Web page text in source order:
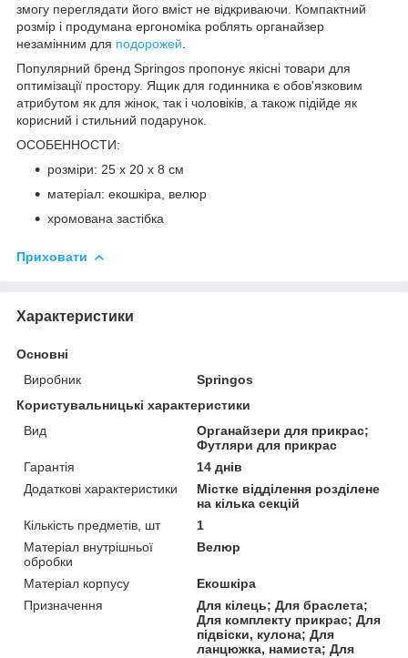
змогу переглядати його вміст не відкриваючи. Компактний
розмір і продумана ергономіка роблять органайзер
незамінним для подорожей
Популярний бренд Springos пропонує якісні товари для
оптимізації простору. Ящик для годинника є обов'язковим
атрибутом як для жінок, так і чоловіків, а також підійде як
корисний і стильний подарунок.
ОСОБЕННОСТИ:
розміри: 25 x 20 x 8 см
матеріал: екошкіра, велюр
хромована застібка
Приховати
Характеристики
Основні
Виробник
Springos
Користувальницькі характеристики
Вид
Органайзери для прикрас;
Футляри для прикрас
Гарантія
14 днів
Додаткові характеристики
Містке відділення розділене
на кілька секцій
Кількість предметів, шт
1
Матеріал внутрішньої
обробки
Велюр
Матеріал корпусу
Екошкіра
Призначення
Для кілець; Для браслета;
Для комплекту прикрас; Для
підвіски, кулона; Для
ланцюжка, намиста; Для